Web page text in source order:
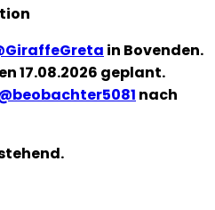
in Bovenden.
17.08.2026 geplant.
nach